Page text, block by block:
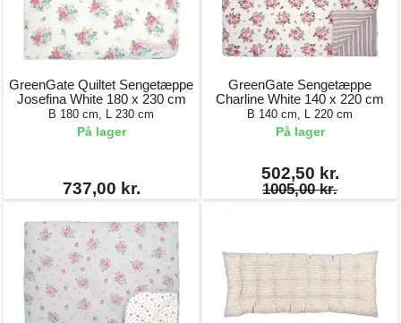
GreenGate Quiltet Sengetæppe
Josefina White 180 x 230 cm
B 180 cm, L 230 cm
På lager
737,00 kr.
GreenGate Sengetæppe
Charline White 140 x 220 cm
B 140 cm, L 220 cm
På lager
502,50 kr.
1005,00 kr.